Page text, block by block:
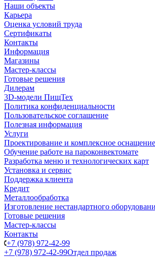
Наши объекты
Карьера
Оценка условий труда
Сертификаты
Контакты
Информация
Магазины
Мастер-классы
Готовые решения
Дилерам
3D-модели ПищТех
Политика конфиденциальности
Пользовательское соглашение
Полезная информация
Услуги
Проектирование и комплексное оснащение
Обучение работе на пароконвектомате
Разработка меню и технологических карт
Установка и сервис
Поддержка клиента
Кредит
Металлообработка
Изготовление нестандартного
Готовые решения
Мастер-классы
Контакты
+7 (978) 972-42-99
+7 (978) 972-42-99Отдел продаж